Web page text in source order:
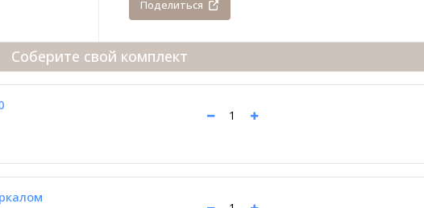
Поделиться
Соберите свой комплект